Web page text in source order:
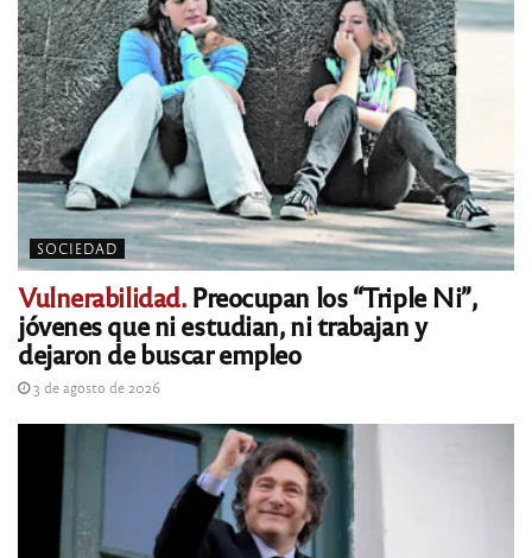
SOCIEDAD
Vulnerabilidad.Preocupan los “Triple Ni”,
jóvenes que ni estudian, ni trabajan y
dejaron de buscar empleo
3 de agosto de 2026